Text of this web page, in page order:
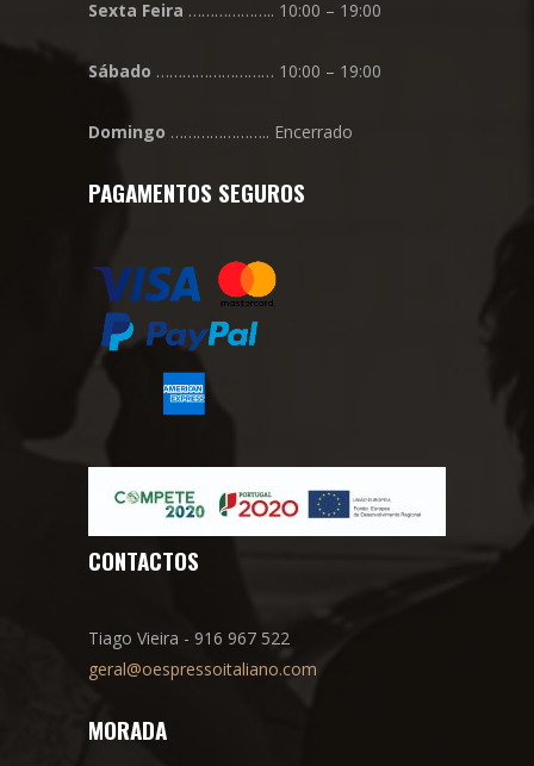
Sexta Feira ……………….. 10:00 – 19:00
Sábado ……………………… 10:00 – 19:00
Domingo ………………….. Encerrado
PAGAMENTOS SEGUROS
CONTACTOS
Tiago Vieira - 916 967 522
geral@oespressoitaliano.com
MORADA